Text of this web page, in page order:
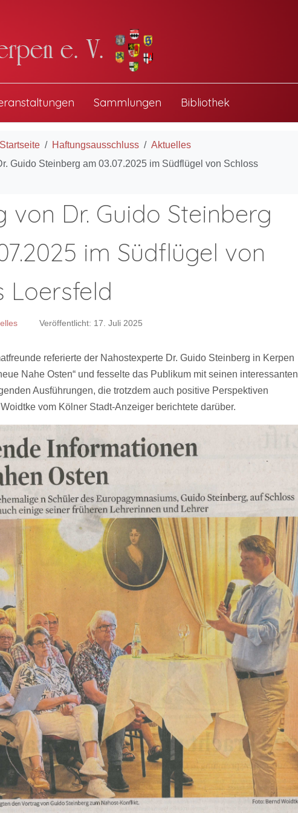
Sammlungen Bibliothek
Startseite Haftungsausschluss
Aktuelles
Guido Steinberg am 03.07.2025 im Südflügel von Schloss
von Dr. Guido Steinberg
im Südflügel von
Loersfeld
Veröffentlicht: 17. Juli 2025
referierte der Nahostexperte Dr. Guido Steinberg in Kerpen
Nahe Osten“ und fesselte das Publikum mit seinen interessanten
Ausführungen, die trotzdem auch positive Perspektiven
vom Kölner Stadt-Anzeiger berichtete darüber.